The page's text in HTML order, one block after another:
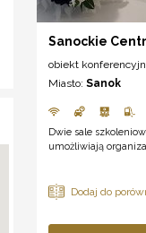
Sanockie
obiekt
Miasto: Sanok
Dwie sale
umożliwiają